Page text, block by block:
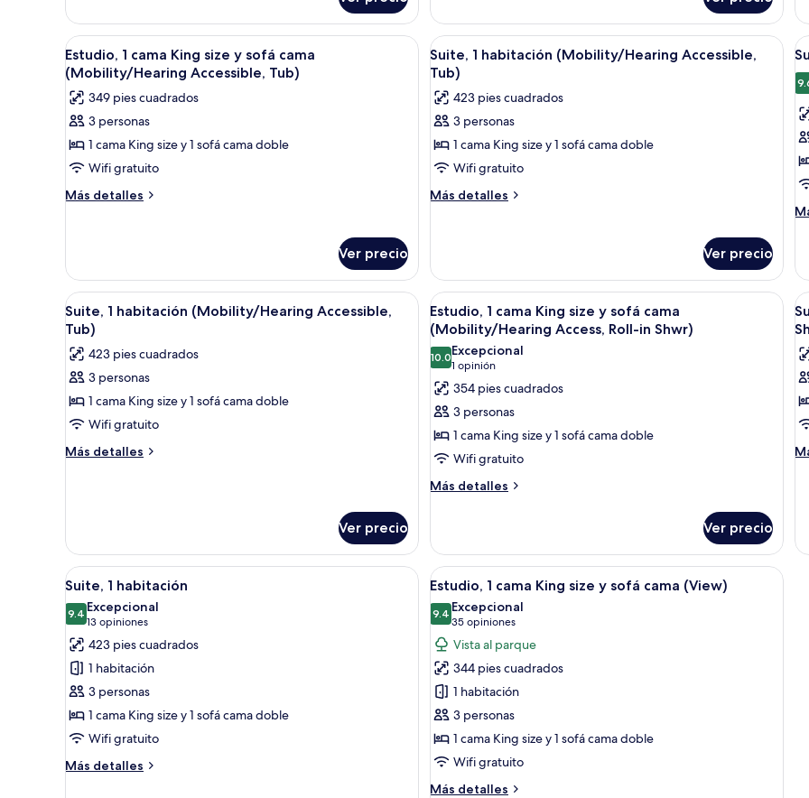
habitación
(View)
1
y
Abrir
todas
las
fotos
de
Estudio,
1
cama
sofá
cama
(Mobility/Hearing
Accessible,
Tub)
Habitación de hotel con cama, escritorio con silla, televisor, mesita y zona de bar con taburetes.
6
Estudio, 1 cama King size y sofá cama
(Mobility/Hearing Accessible, Tub)
349 pies cuadrados
3 personas
1 cama King size y 1 sofá cama doble
Wifi gratuito
Más detalles
Más
cama
King
size
y
sofá
cama
(Mobility/Hearing
Accessible,
Tub)
Ver precio
Abrir
todas
las
fotos
de
Suite,
1
habitación
Un baño con bañera, inodoro y ducha.
7
Suite, 1 habitación (Mobility/Hearing Accessible,
Tub)
423 pies cuadrados
3 personas
1 cama King size y 1 sofá cama doble
Wifi gratuito
Más detalles
Más
habitación
(Mobility/Hearing
Accessible,
Tub)
Ver precio
1
1
Abrir
todas
las
fotos
de
Suite,
1
habitación
Habitación de hotel con cama, escritorio, silla, sofá, dos mesitas de noche y una lámpara de pared.
7
Suite, 1 habitación (Mobility/Hearing Accessible,
Tub)
423 pies cuadrados
3 personas
1 cama King size y 1 sofá cama doble
Wifi gratuito
Más detalles
Más
(Mobility/Hearing
Accessible,
Tub)
Ver precio
Abrir
todas
las
fotos
de
Estudio,
1
cama
King
size
cama
(Mobility/Hearing
Access,
Roll-
in
Shwr)
Un baño con ducha, barras de
6
Estudio, 1 cama King size y sofá cama
(Mobility/Hearing Access, Roll-in Shwr)
10.010.0 de 10
Excepcional
1 opinión
(1
opinión)
354 pies cuadrados
3 personas
1 cama King size y 1 sofá cama doble
Wifi gratuito
Más detalles
Más
1
cama
King
size
y
sofá
cama
(Mobility/Hearing
Access,
Roll-
in
Ver precio
1
Abrir
todas
las
fotos
de
Suite,
1
habitación
Habitación de hotel con sofá, escritorio, televisión y zona de comedor.
6
Suite, 1 habitación
9.49.4 de 10
Excepcional
13 opiniones
(13
opiniones)
423 pies cuadrados
1 habitación
3 personas
1 cama King size y 1 sofá cama doble
Wifi gratuito
Más detalles
Más
Abrir
todas
las
fotos
de
Estudio,
cama
King
size
y
Una habitación de hotel con sofá,
8
Estudio, 1 cama King size y sofá cama (View)
9.49.4 de 10
Excepcional
35 opiniones
(35
opiniones)
Vista al parque
344 pies cuadrados
1 habitación
3 personas
1 cama King size y 1 sofá cama doble
Wifi gratuito
Más detalles
Más